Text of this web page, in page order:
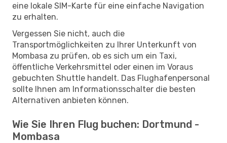
eine lokale SIM-Karte für eine einfache Navigation
zu erhalten.
Vergessen Sie nicht, auch die
Transportmöglichkeiten zu Ihrer Unterkunft von
Mombasa zu prüfen, ob es sich um ein Taxi,
öffentliche Verkehrsmittel oder einen im Voraus
gebuchten Shuttle handelt. Das Flughafenpersonal
sollte Ihnen am Informationsschalter die besten
Alternativen anbieten können.
Wie Sie Ihren Flug buchen: Dortmund -
Mombasa